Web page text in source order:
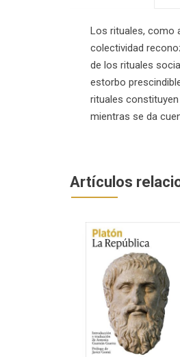
Los rituales, como
colectividad
de los rituales
estorbo
rituales
mientras se da
Artículos